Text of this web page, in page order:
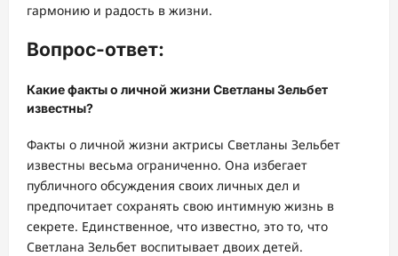
гармонию и радость в жизни.
Вопрос-ответ:
Какие факты о личной жизни Светланы Зельбет
известны?
Факты о личной жизни актрисы Светланы Зельбет
известны весьма ограниченно. Она избегает
публичного обсуждения своих личных дел и
предпочитает сохранять свою интимную жизнь в
секрете. Единственное, что известно, это то, что
Светлана Зельбет воспитывает двоих детей.